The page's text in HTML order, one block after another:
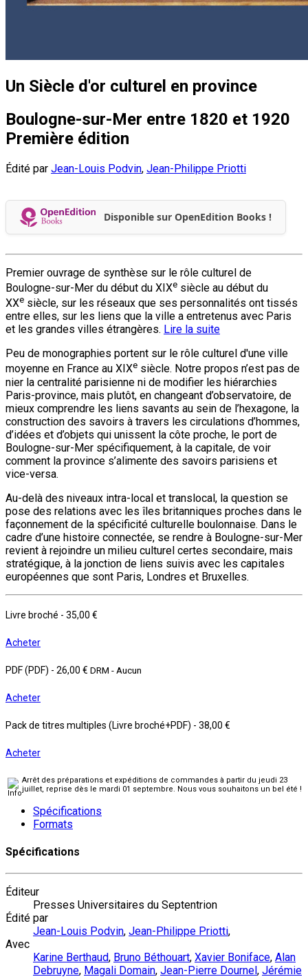
Un Siècle d'or culturel en province
Boulogne-sur-Mer entre 1820 et 1920
Première édition
Édité par Jean-Louis Podvin, Jean-Philippe Priotti
Disponible sur OpenEdition Books !
Premier ouvrage de synthèse sur le rôle culturel de
Boulogne-sur-Mer du début du XIXe siècle au début du
XXe siècle, sur les réseaux que ses personnalités ont tissés
entre elles, sur les liens que la ville a entretenus avec Paris
et les grandes villes étrangères. Lire la suite
Peu de monographies portent sur le rôle culturel d'une ville
moyenne en France au XIXe siècle. Notre propos n’est pas de
nier la centralité parisienne ni de modifier les hiérarchies
Paris-province, mais plutôt, en changeant d’observatoire, de
mieux comprendre les liens savants au sein de l’hexagone, la
construction des savoirs à travers les circulations d’hommes,
d’idées et d’objets qui unissent la côte proche, le port de
Boulogne-sur-Mer spécifiquement, à la capitale, de voir
comment la province s’alimente des savoirs parisiens et
vice-versa.
Au-delà des niveaux intra-local et translocal, la question se
pose des relations avec les îles britanniques proches dans le
façonnement de la spécificité culturelle boulonnaise. Dans le
cadre d’une histoire connectée, se rendre à Boulogne-sur-Mer
revient à rejoindre un milieu culturel certes secondaire, mais
stratégique, à la jonction de liens suivis avec les capitales
européennes que sont Paris, Londres et Bruxelles.
Livre broché - 35,00 €
Acheter
PDF (PDF) - 26,00 € DRM - Aucun
Acheter
Pack de titres multiples (Livre broché+PDF) - 38,00 €
Acheter
Arrêt des préparations et expéditions de commandes à partir du jeudi 23
juillet, reprise dès le mardi 01 septembre. Nous vous souhaitons un bel été !
Spécifications
Formats
Spécifications
Éditeur
Presses Universitaires du Septentrion
Édité par
Jean-Louis Podvin, Jean-Philippe Priotti,
Avec
Karine Berthaud, Bruno Béthouart, Xavier Boniface, Alan
Debruyne, Magali Domain, Jean-Pierre Dournel , Jérémie